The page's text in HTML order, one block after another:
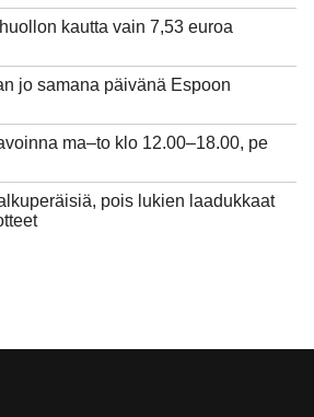
kautta vain 7,53 euroa
jo samana päivänä Espoon
ma–to klo 12.00–18.00, pe
pois lukien laadukkaat